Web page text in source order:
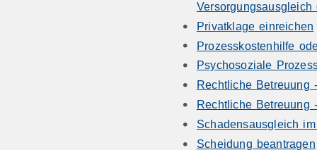
Versorgungsausgleich
Privatklage einreichen
Prozesskostenhilfe
Psychosoziale
Rechtliche Betreuung
Rechtliche Betreuung
Schadensausgleich
Scheidung beantragen